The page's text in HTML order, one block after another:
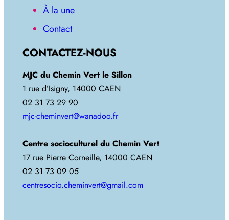
À la une
Contact
CONTACTEZ-NOUS
MJC du Chemin Vert le Sillon
1 rue d’Isigny, 14000 CAEN
02 31 73 29 90
mjc-cheminvert@wanadoo.fr
Centre socioculturel du Chemin Vert
17 rue Pierre Corneille, 14000 CAEN
02 31 73 09 05
centresocio.cheminvert@gmail.com